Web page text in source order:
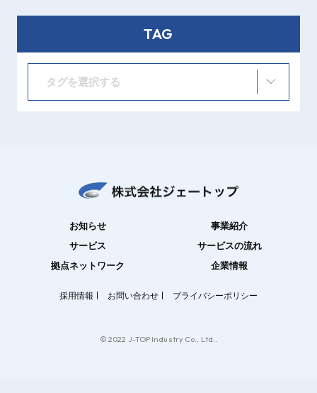
TAG
タグを選択する
お知らせ
事業紹介
サービス
サービスの流れ
拠点ネットワーク
企業情報
採用情報 お問い合わせ プライバシーポリシー
© 2022 J-TOP Industry Co., Ltd..